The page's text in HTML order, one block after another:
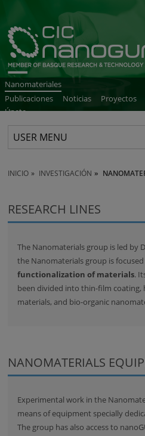
Nanomateriales
Publicaciones
Noticias Proyectos
Únete
USER MENU
INICIO INVESTIGACIÓN
RESEARCH LINES
The Nanomaterials group is led by
the Nanomaterials group is
functionalization of materials.
been divided into thin-film coating,
materials, and bio-organic
NANOMATERIALS
Experimental work in the
means of equipment specially
The group has also access to